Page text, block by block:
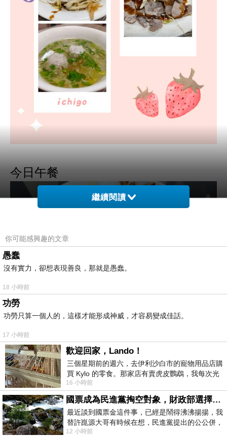
今日午餐
今日晚餐
到底我的特製年菜：牛肚！
周媽要給我保存到什麼時候？
煮到現在，居然還有？？？
繼續閱讀
你可能感興趣的文章
愚蠢
沒有實力，卻想表現善良，那就是愚蠢。
18 小時前
功勞
功勞只算一個人的，這樣才能形成神威，才容易變成佳話。
17 小時前
歡迎回家，Lando！
三個星期前的週六，去伊利沙白市的寵物用品店購
買 Kylo 的零食。那家店有賣虎皮鸚鵡，我每次光
顧都會去看一下。他們偶爾會引進 C
16 小時前
國票成為民進黨掏空對象，財政部選擇性失憶
最近談到國票金這件事，已經是鬧得沸沸揚揚，我
替許崑源大哥有時候在想，民進黨提出的公公併，
其實就是想要國庫通黨庫，鬧出最大的醜
12 小時前